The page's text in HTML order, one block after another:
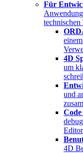
Für
technischen
4D
um
und
4D